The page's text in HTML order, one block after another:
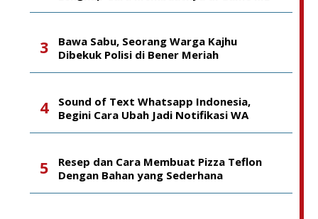
Bawa Sabu, Seorang Warga Kajhu
Dibekuk Polisi di Bener Meriah
Sound of Text Whatsapp Indonesia,
Begini Cara Ubah Jadi Notifikasi WA
Resep dan Cara Membuat Pizza Teflon
Dengan Bahan yang Sederhana